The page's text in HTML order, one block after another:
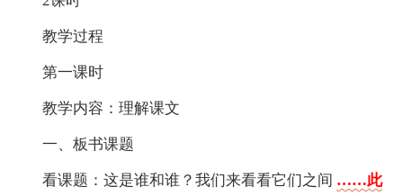
教学过程
第一课时
教学内容：理解课文
一、板书课题
看课题：这是谁和谁？我们来看看它们之间 ……此